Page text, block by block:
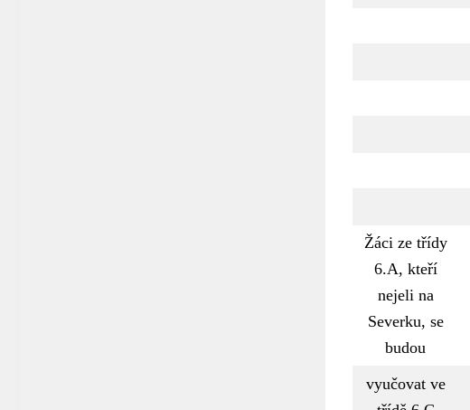
Žáci ze třídy
6.A, kteří
nejeli na
Severku, se
budou
vyučovat ve